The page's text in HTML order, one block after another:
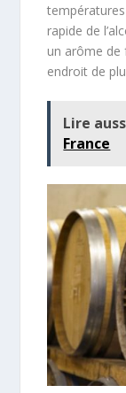
rapide de
un arôme de
endroit de
Lire
France